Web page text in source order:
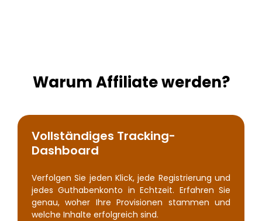
Warum Affiliate werden?
Vollständiges Tracking-
Dashboard
Verfolgen Sie jeden Klick, jede Registrierung und
jedes Guthabenkonto in Echtzeit. Erfahren Sie
genau, woher Ihre Provisionen stammen und
welche Inhalte erfolgreich sind.